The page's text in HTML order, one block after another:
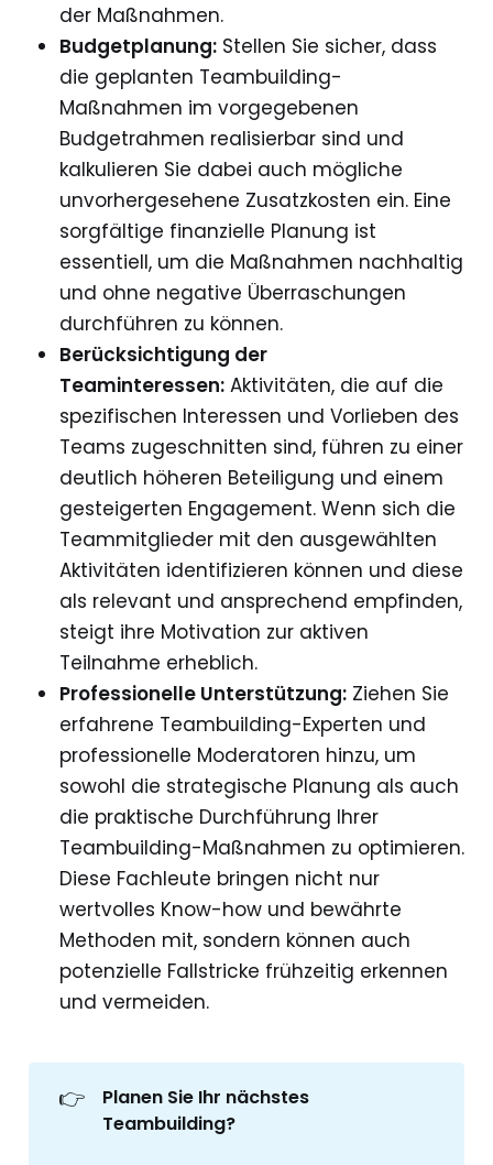
der Maßnahmen.
Budgetplanung:Stellen Sie sicher, dass
die geplanten Teambuilding-
Maßnahmen im vorgegebenen
Budgetrahmen realisierbar sind und
kalkulieren Sie dabei auch mögliche
unvorhergesehene Zusatzkosten ein. Eine
sorgfältige finanzielle Planung ist
essentiell, um die Maßnahmen nachhaltig
und ohne negative Überraschungen
durchführen zu können.
Berücksichtigung der
Teaminteressen:Aktivitäten, die auf die
spezifischen Interessen und Vorlieben des
Teams zugeschnitten sind, führen zu einer
deutlich höheren Beteiligung und einem
gesteigerten Engagement. Wenn sich die
Teammitglieder mit den ausgewählten
Aktivitäten identifizieren können und diese
als relevant und ansprechend empfinden,
steigt ihre Motivation zur aktiven
Teilnahme erheblich.
Professionelle Unterstützung:Ziehen Sie
erfahrene Teambuilding-Experten und
professionelle Moderatoren hinzu, um
sowohl die strategische Planung als auch
die praktische Durchführung Ihrer
Teambuilding-Maßnahmen zu optimieren.
Diese Fachleute bringen nicht nur
wertvolles Know-how und bewährte
Methoden mit, sondern können auch
potenzielle Fallstricke frühzeitig erkennen
und vermeiden.
👉
Planen Sie Ihr nächstes
Teambuilding?